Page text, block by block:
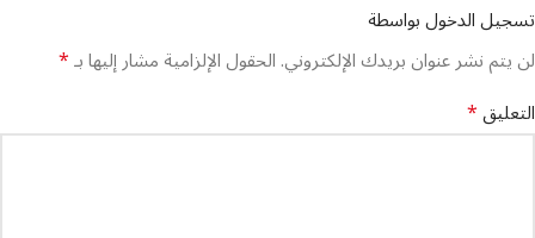
تسجيل الدخول بواسطة
لن يتم نشر عنوان بريدك الإلكتروني.الحقول الإلزامية مشار إليها بـ*
التعليق*